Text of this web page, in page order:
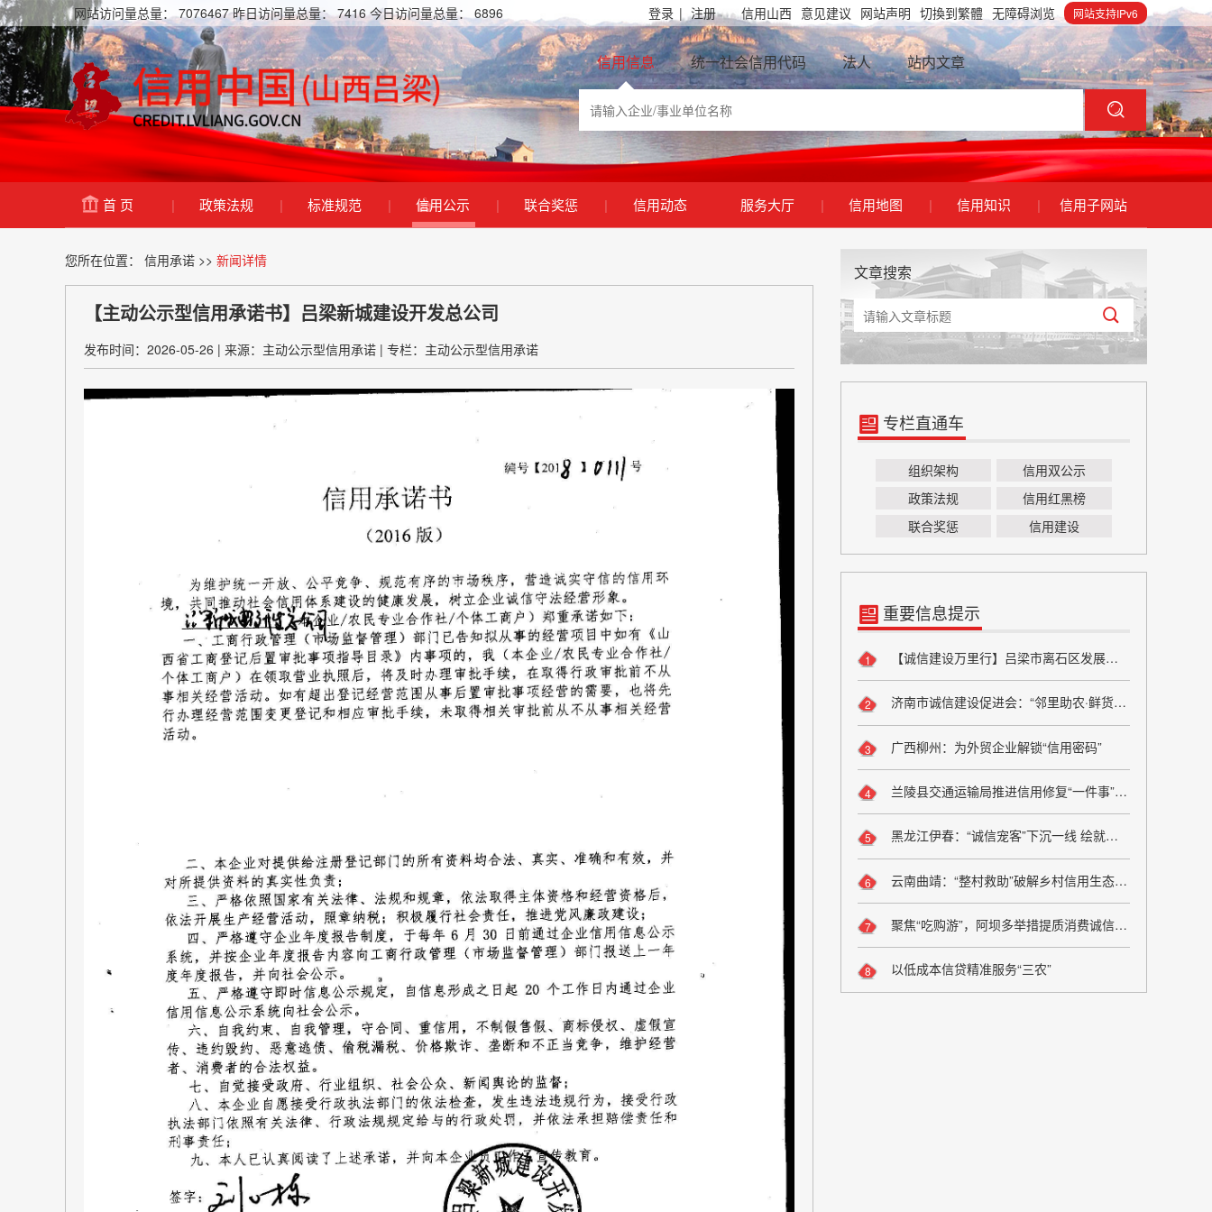
网站访问量总量： 7076467 昨日访问量总量： 7416 今日访问量总量： 6896 网站支持IPv6
无障碍浏览
切換到繁體
网站声明
意见建议
信用山西
登录 | 注册
信用信息 统一社会信用代码 法人 站内文章
首 页 | 政策法规 | 标准规范 | 信用公示 | 联合奖惩 | 信用动态 服务大厅 | 信用地图 | 信用知识 | 信用子网站
您所在位置： 信用承诺 >> 新闻详情
【主动公示型信用承诺书】吕梁新城建设开发总公司
发布时间：2026-05-26 | 来源：主动公示型信用承诺 | 专栏：主动公示型信用承诺
文章搜索
专栏直通车
组织架构
信用双公示
政策法规
信用红黑榜
联合奖惩
信用建设
重要信息提示
【诚信建设万里行】吕梁市离石区发展和改革局严守粮食安全底线 弘扬粮食行业诚信风尚
1
济南市诚信建设促进会：“邻里助农·鲜货进社区”座谈会成功举办 搭建“田间到餐桌”直供桥梁
2
广西柳州：为外贸企业解锁“信用密码”
3
兰陵县交通运输局推进信用修复“一件事”改革
4
黑龙江伊春：“诚信宠客”下沉一线 绘就旅游服务新图景
5
云南曲靖：“整村救助”破解乡村信用生态修复难题
6
聚焦“吃购游”，阿坝多举措提质消费诚信维权
7
以低成本信贷精准服务“三农”
8